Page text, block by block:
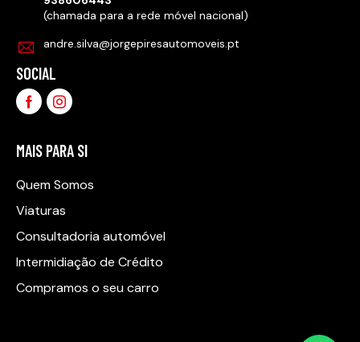
(chamada para a rede móvel nacional)
andre.silva@jorgepiresautomoveis.pt
SOCIAL
MAIS PARA SI
Quem Somos
Viaturas
Consultadoria automóvel
Intermidiação de Crédito
Compramos o seu carro